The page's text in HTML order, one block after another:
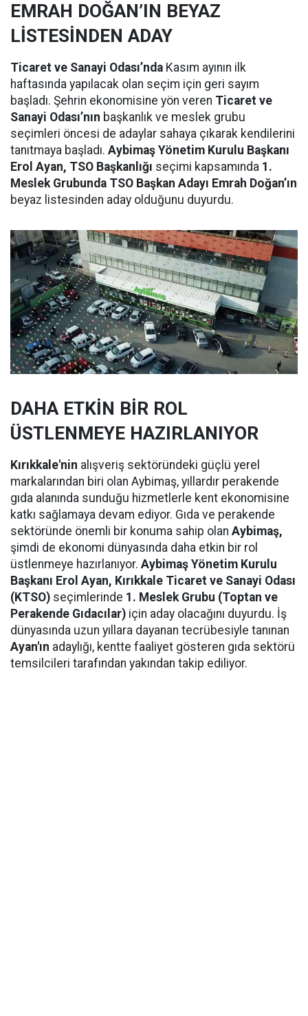
EMRAH DOĞAN’IN BEYAZ
LİSTESİNDEN ADAY
Ticaret ve Sanayi Odası’nda Kasım ayının ilk
haftasında yapılacak olan seçim için geri sayım
başladı. Şehrin ekonomisine yön veren Ticaret ve
Sanayi Odası’nın başkanlık ve meslek grubu
seçimleri öncesi de adaylar sahaya çıkarak kendilerini
tanıtmaya başladı. Aybimaş Yönetim Kurulu Başkanı
Erol Ayan, TSO Başkanlığı seçimi kapsamında 1.
Meslek Grubunda TSO Başkan Adayı Emrah Doğan’ın
beyaz listesinden aday olduğunu duyurdu.
DAHA ETKİN BİR ROL
ÜSTLENMEYE HAZIRLANIYOR
Kırıkkale'nin alışveriş sektöründeki güçlü yerel
markalarından biri olan Aybimaş, yıllardır perakende
gıda alanında sunduğu hizmetlerle kent ekonomisine
katkı sağlamaya devam ediyor. Gıda ve perakende
sektöründe önemli bir konuma sahip olan Aybimaş,
şimdi de ekonomi dünyasında daha etkin bir rol
üstlenmeye hazırlanıyor. Aybimaş Yönetim Kurulu
Başkanı Erol Ayan, Kırıkkale Ticaret ve Sanayi Odası
(KTSO) seçimlerinde 1. Meslek Grubu (Toptan ve
Perakende Gıdacılar) için aday olacağını duyurdu. İş
dünyasında uzun yıllara dayanan tecrübesiyle tanınan
Ayan'ın adaylığı, kentte faaliyet gösteren gıda sektörü
temsilcileri tarafından yakından takip ediliyor.